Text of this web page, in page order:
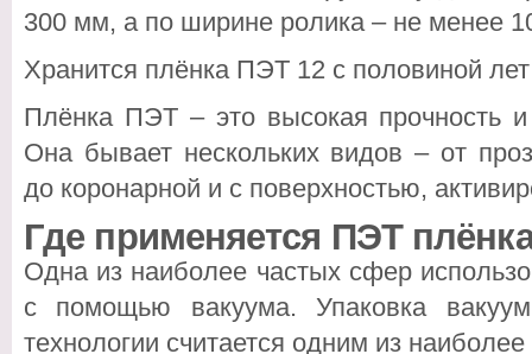
300 мм, а по ширине ролика – не менее
Хранится плёнка ПЭТ 12 с половиной
Плёнка ПЭТ – это высокая прочность и
Она бывает нескольких видов – от
до коронарной и с поверхностью,
Где применяется ПЭТ
Одна из наиболее частых сфер
с помощью вакуума. Упаковка
технологии считается одним из